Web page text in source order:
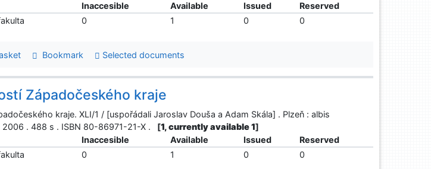
Inaccesible Available Issued
Reserved
0 1 0 0
Bookmark Selected documents
Západočeského kraje
kraje. XLI/1 / [uspořádali Jaroslav Douša a Adam Skála] . Plzeň : albis
2006 . 488 s . ISBN 80-86971-21-X .
[1, currently available 1]
Inaccesible Available Issued
Reserved
0 1 0 0